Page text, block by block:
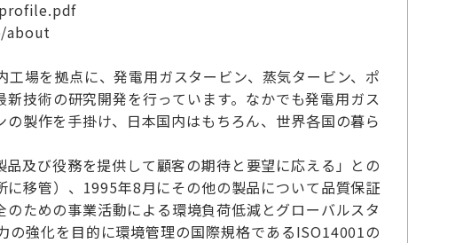
about
場を拠点に、発電用ガスタービン、蒸気タービン、ポ
技術の研究開発を行っています。なかでも発電用ガス
製作を手掛け、日本国内はもちろん、世界各国の暮ら
及び役務を提供して顧客の期待と要望に応える」との
移管）、1995年8月にその他の製品について品質保証
ための事業活動による環境負荷低減とグローバルスタ
強化を目的に環境管理の国際規格であるISO14001の